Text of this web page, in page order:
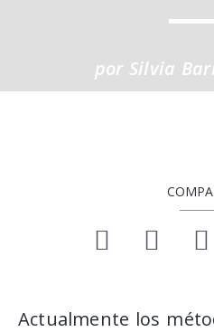
por Silvia
Actualmente los